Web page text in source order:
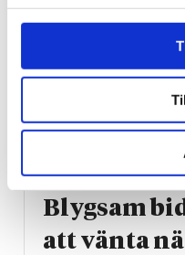
Vardag
Blygsam
att vänta